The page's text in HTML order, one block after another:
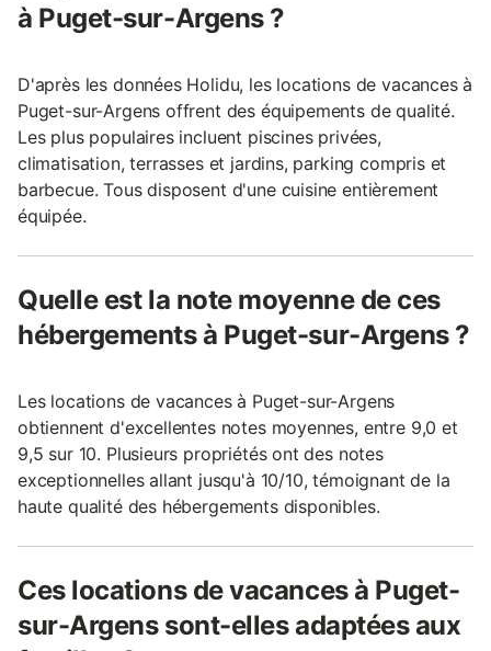
à Puget-sur-Argens ?
D'après les données Holidu, les locations de vacances à
Puget-sur-Argens offrent des équipements de qualité.
Les plus populaires incluent piscines privées,
climatisation, terrasses et jardins, parking compris et
barbecue. Tous disposent d'une cuisine entièrement
équipée.
Quelle est la note moyenne de ces
hébergements à Puget-sur-Argens ?
Les locations de vacances à Puget-sur-Argens
obtiennent d'excellentes notes moyennes, entre 9,0 et
9,5 sur 10. Plusieurs propriétés ont des notes
exceptionnelles allant jusqu'à 10/10, témoignant de la
haute qualité des hébergements disponibles.
Ces locations de vacances à Puget-
sur-Argens sont-elles adaptées aux